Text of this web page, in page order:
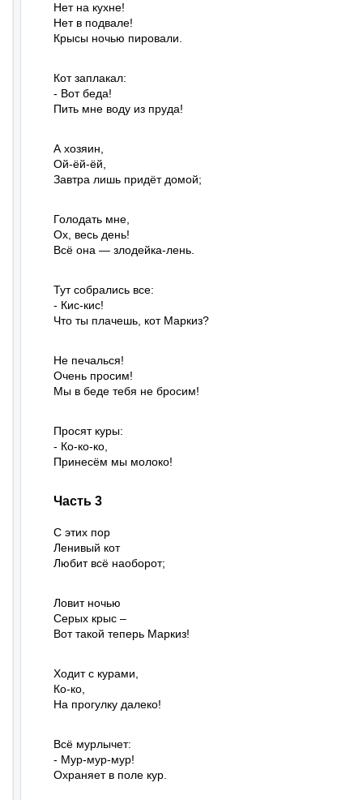
Нет на кухне!
Нет в подвале!
Крысы ночью пировали.
Кот заплакал:
- Вот беда!
Пить мне воду из пруда!
А хозяин,
Ой-ёй-ёй,
Завтра лишь придёт домой;
Голодать мне,
Ох, весь день!
Всё она — злодейка-лень.
Тут собрались все:
- Кис-кис!
Что ты плачешь, кот Маркиз?
Не печалься!
Очень просим!
Мы в беде тебя не бросим!
Просят куры:
- Ко-ко-ко,
Принесём мы молоко!
Часть 3
С этих пор
Ленивый кот
Любит всё наоборот;
Ловит ночью
Серых крыс –
Вот такой теперь Маркиз!
Ходит с курами,
Ко-ко,
На прогулку далеко!
Всё мурлычет:
- Мур-мур-мур!
Охраняет в поле кур.